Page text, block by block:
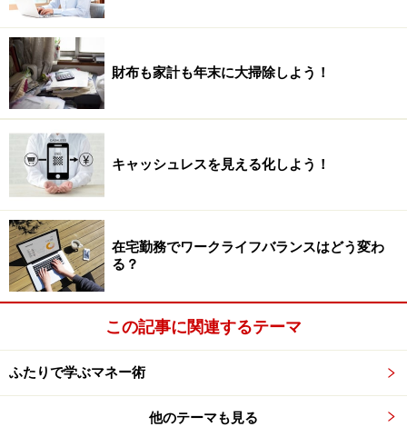
財布も家計も年末に大掃除しよう！
キャッシュレスを見える化しよう！
在宅勤務でワークライフバランスはどう変わ
る？
この記事に関連するテーマ
ふたりで学ぶマネー術
他のテーマも見る